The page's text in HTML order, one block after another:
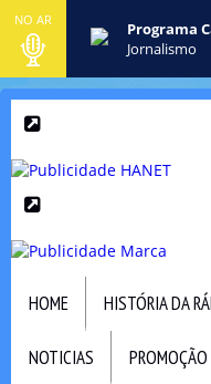
NO AR
Programa
Jornalismo
HOME HISTÓRIA DA
NOTICIAS PROMOÇÃO